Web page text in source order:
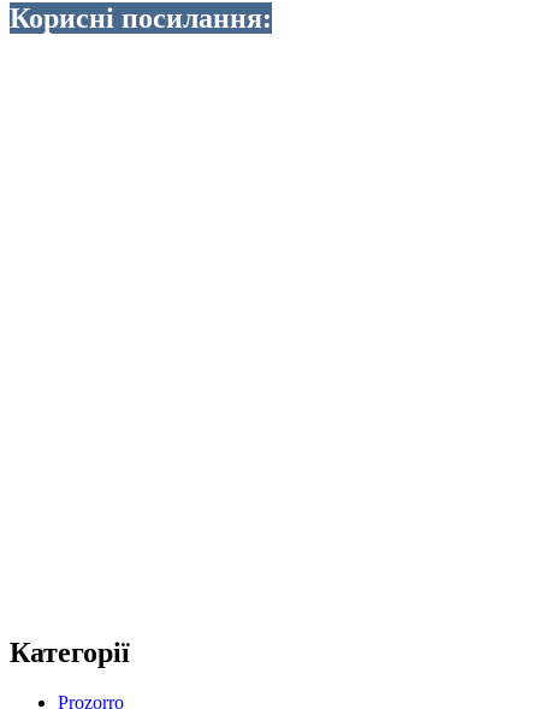
Корисні посилання:
Категорії
Prozorro